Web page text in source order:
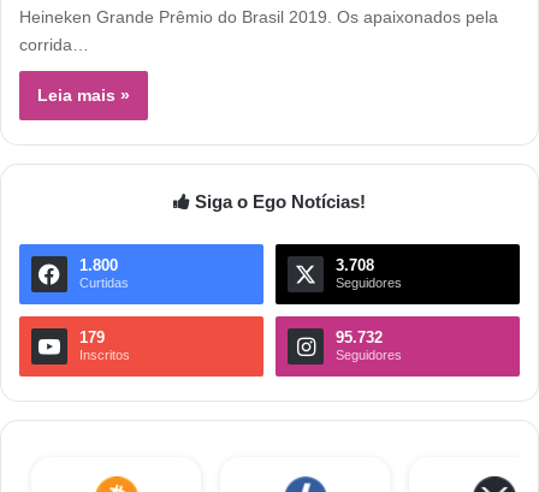
Heineken Grande Prêmio do Brasil 2019. Os apaixonados pela
corrida…
Leia mais »
Siga o Ego Notícias!
1.800
Curtidas
3.708
Seguidores
179
Inscritos
95.732
Seguidores